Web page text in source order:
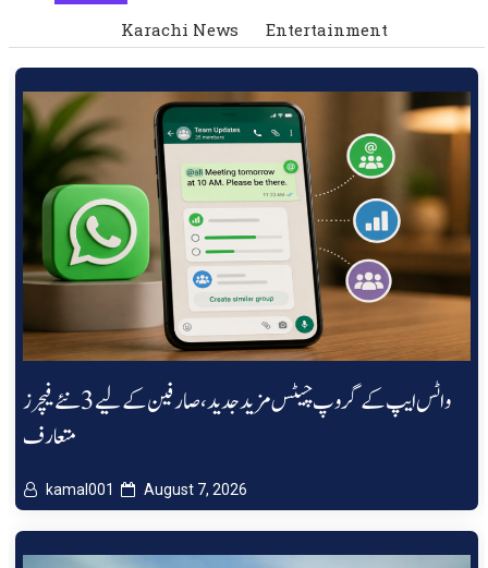
Karachi News
Entertainment
واٹس ایپ کے گروپ چیٹس مزید جدید، صارفین کے لیے 3 نئے فیچرز
متعارف
kamal001 August 7, 2026